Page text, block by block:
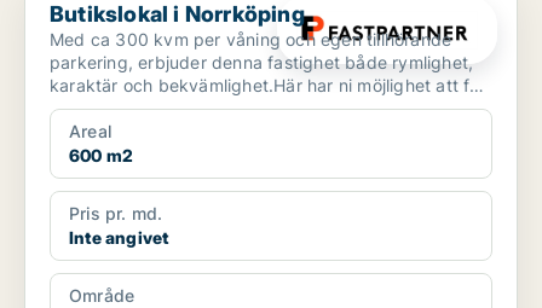
Butikslokal i Norrköping
Med ca 300 kvm per våning och egen tillhörande
parkering, erbjuder denna fastighet både rymlighet,
karaktär och bekvämlighet.Här har ni möjlighet att få
hela...
Areal
600 m2
Pris pr. md.
Inte angivet
Område